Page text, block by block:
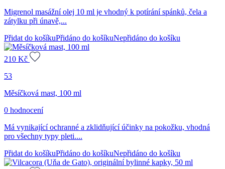
Migrenol masážní olej 10 ml je vhodný k potírání spánků, čela a
zátylku při únavě,...
Přidat do košíkuPřidáno do košíkuNepřidáno do košíku
210 Kč
53
Měsíčková mast, 100 ml
0 hodnocení
Má vynikající ochranné a zklidňující účinky na pokožku, vhodná
pro všechny typy pleti....
Přidat do košíkuPřidáno do košíkuNepřidáno do košíku